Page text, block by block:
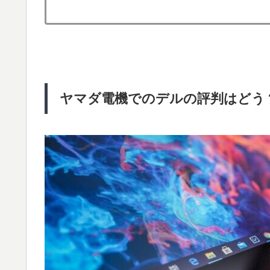
ヤマダ電機でのデルの評判はどう